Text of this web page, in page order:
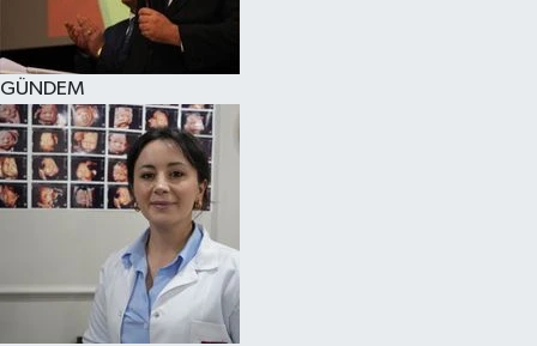
GÜNDEM
Son Dakika Haberleri
Haber Arşivi